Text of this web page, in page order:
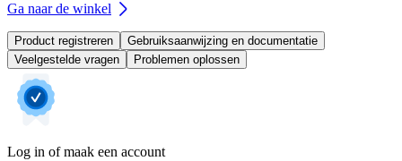
Ga naar de winkel
Product registreren
Gebruiksaanwijzing en documentatie
Veelgestelde vragen
Problemen oplossen
Log in of maak een account